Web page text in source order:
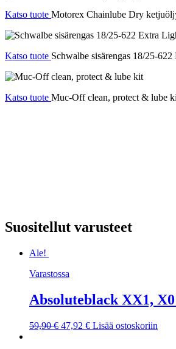
Katso tuote Motorex Chainlube Dry
Katso tuote Schwalbe sisärengas 18/25-
Katso tuote Muc-Off clean, protect & lube
Suositellut varusteet
Ale!
Varastossa
Absoluteblack XX1,
59,90€ Alkuperäinen
47,92 €Nykyinen
Lisää ostoskoriin